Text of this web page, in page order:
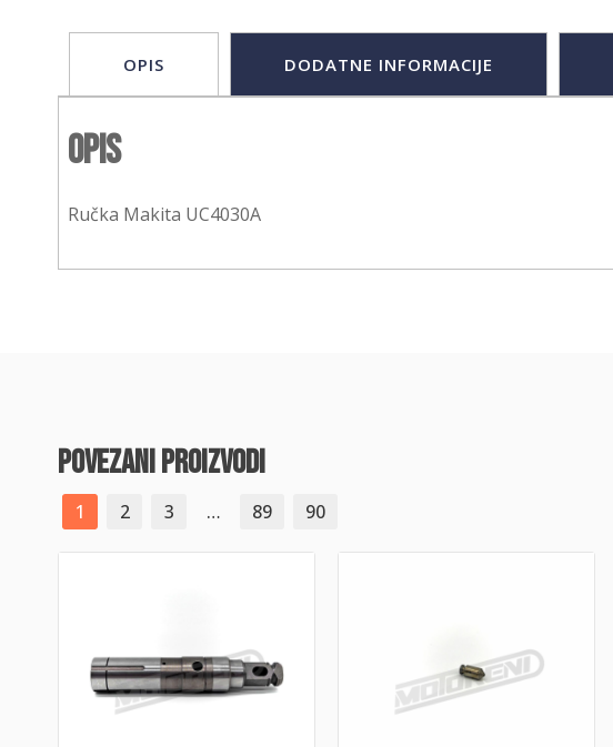
OPIS DODATNE INFORMACIJE
Opis
Ručka Makita UC4030A
povezani proizvodi
1 2 3 … 89 90